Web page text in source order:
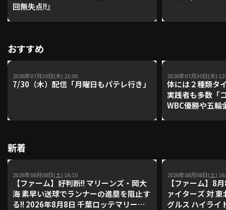
回無失点!!』
おすすめ
2026年07月30日(木) 21:00
7/30（木）配信「月曜日もパテレ行き」
2026年07月30日(木)
体には２種類タ
実践者も多数「
WBC優勝や五輪
新着
2026年08月08日(土) 16:15
【ファーム】好判断!! マリーンズ・岡大
海 素早い送球でランナーの進塁を阻止す
る!! 2026年8月8日 千葉ロッテマリーン
2026年08月08日(土)
【ファーム】8
ァイターズ 対
グルス ハイライ